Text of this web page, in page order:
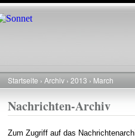
Direkt
zum
Pfadnavigation
Startseite Archiv 2013 March
Nachrichten-Archiv
Zum Zugriff auf das